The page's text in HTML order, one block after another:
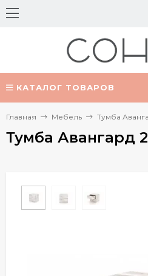
КАТАЛОГ ТОВАРОВ
Главная Мебель Тумба
Тумба Авангард